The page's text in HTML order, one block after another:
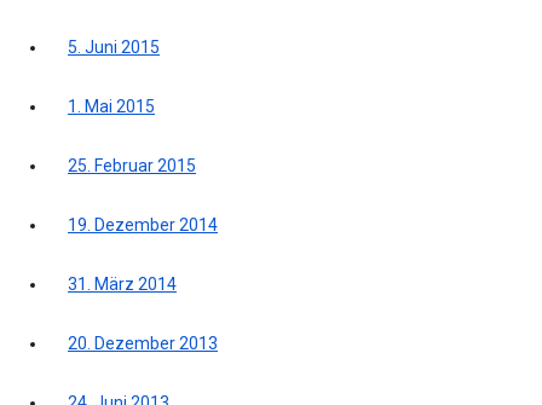
5. Juni 2015
1. Mai 2015
25. Februar 2015
19. Dezember 2014
31. März 2014
20. Dezember 2013